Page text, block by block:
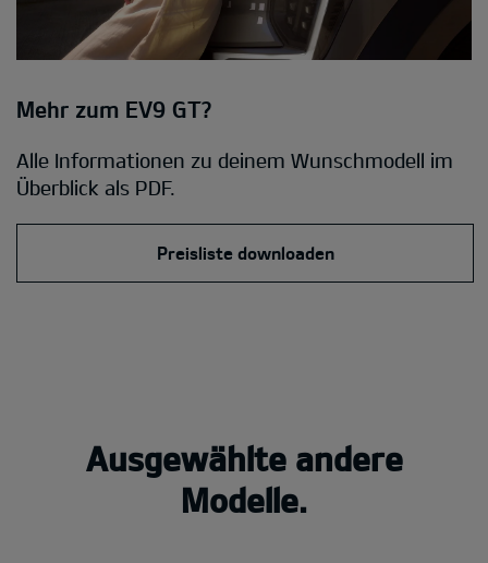
Mehr zum EV9 GT?
Alle Informationen zu deinem Wunschmodell im
Überblick als PDF.
Preisliste downloaden
Ausgewählte andere
Modelle.